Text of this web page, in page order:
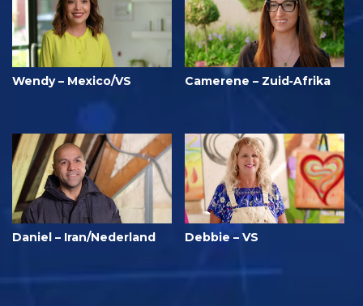
Wendy – Mexico/VS Camerene – Zuid‑Afrika
Daniel – Iran/Nederland Debbie – VS